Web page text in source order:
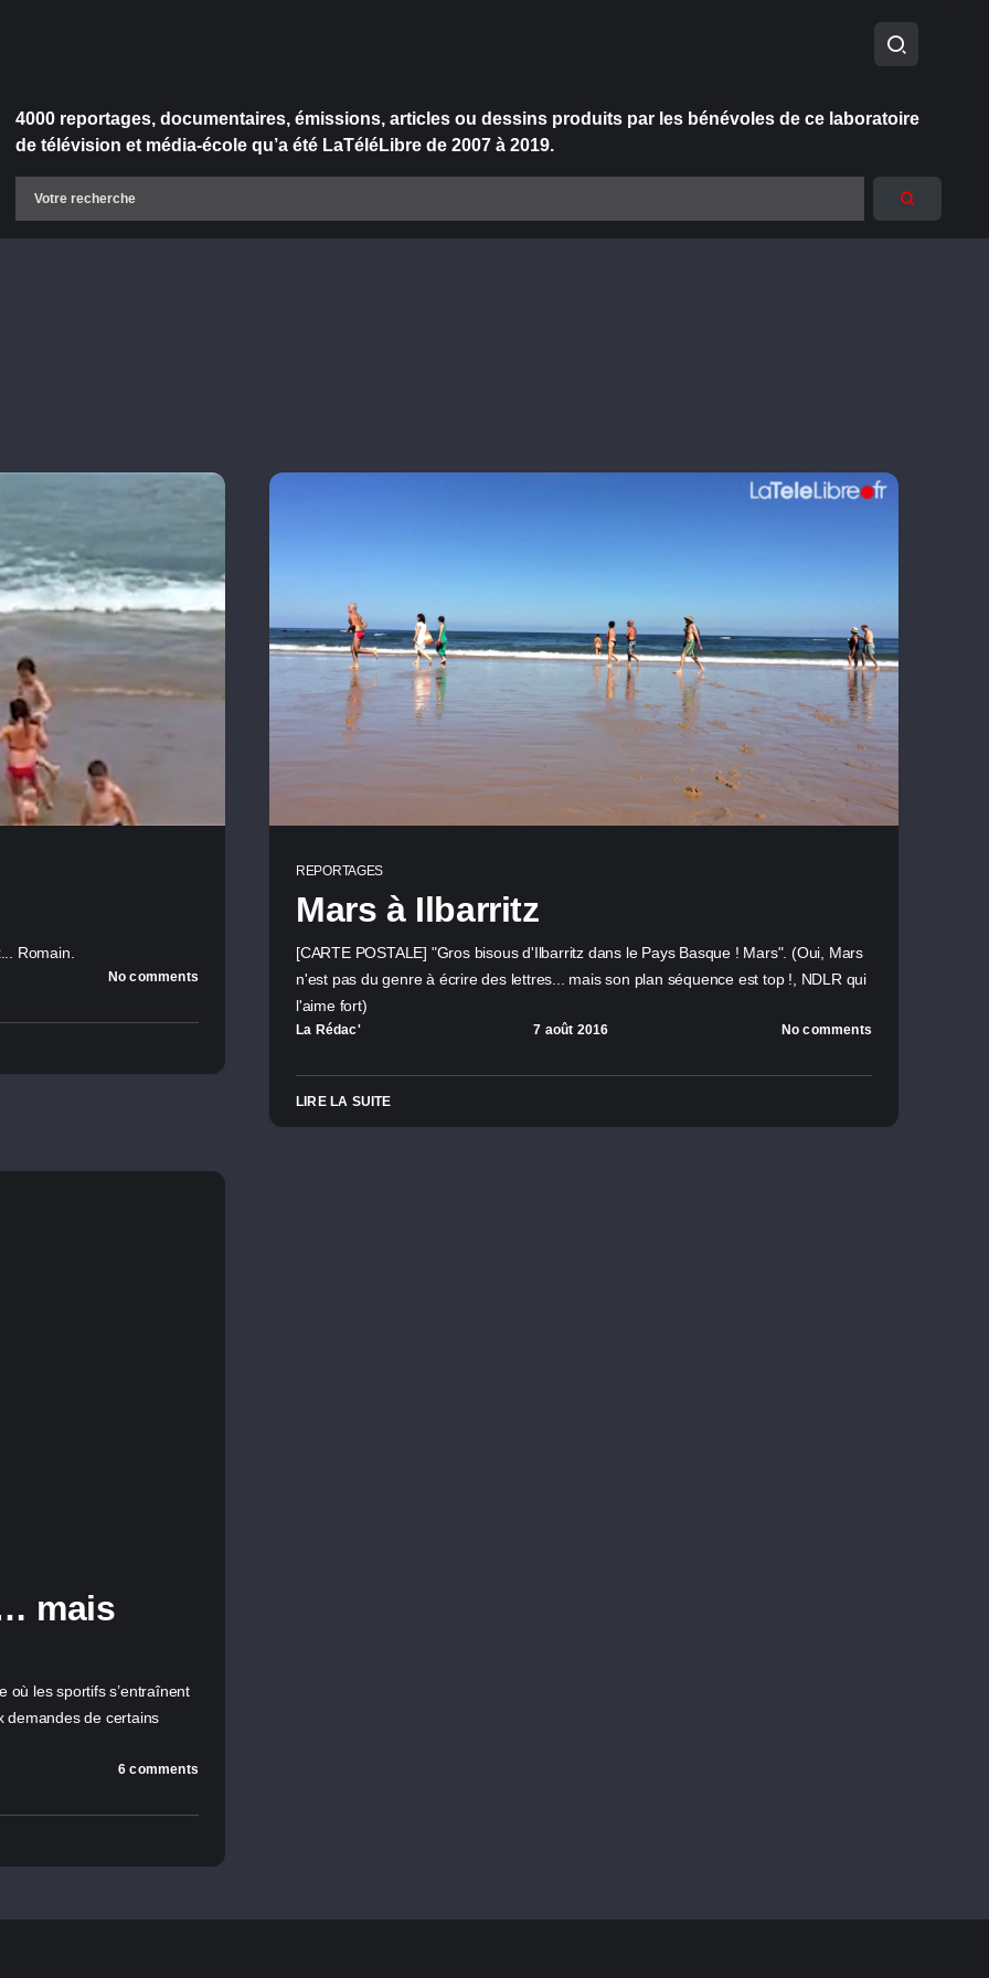
4000 reportages, documentaires, émissions, articles ou dessins produits par les bénévoles de ce laboratoire
de télévision et média-école qu’a été LaTéléLibre de 2007 à 2019.
Romain.
No comments
REPORTAGES
Mars à Ilbarritz
[CARTE POSTALE] "Gros bisous d'Ilbarritz dans le Pays Basque ! Mars". (Oui, Mars
n'est pas du genre à écrire des lettres... mais son plan séquence est top !, NDLR qui
l'aime fort)
La Rédac' 7 août 2016 No comments
LIRE LA SUITE
mais
où les sportifs s’entraînent
demandes de certains
6 comments